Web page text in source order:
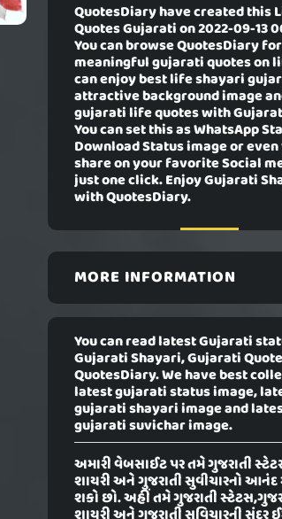
QuotesDiary have created this
Quotes Gujaration 2022-09-13
You can browse QuotesDiary
meaningful gujarati quotes on
can enjoy best life shayari
attractive background image
gujarati life quotes with
You can set this as WhatsApp
Download Status image or even
share on your favorite Social
just one click. Enjoy Gujarati
with QuotesDiary.
MORE INFORMATION
You can read latest Gujarati
Gujarati Shayari, Gujarati
QuotesDiary. We have best
latest gujarati status image,
gujarati shayari image and
gujarati suvichar image.
અમારી વેબસાઈટ પર તમે ગુજરાતી
શાયરી અને ગુજરાતી સુવીચારનો આનંદ
શકો છો. અહીં તમે ગુજરાતી